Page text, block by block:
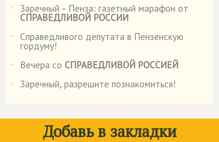
˙
Заречный – Пенза: газетный марафон от
СПРАВЕДЛИВОЙ РОССИИ
˙
Справедливого депутата в Пензенскую
гордуму!
˙
Вечера со СПРАВЕДЛИВОЙ РОССИЕЙ
˙
Заречный, разрешите познакомиться!
Добавь в закладки